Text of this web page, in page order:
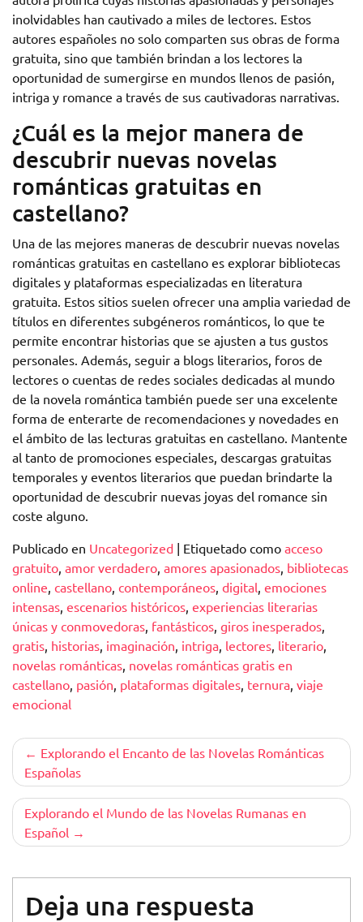
inolvidables han cautivado a miles de lectores. Estos
autores españoles no solo comparten sus obras de forma
gratuita, sino que también brindan a los lectores la
oportunidad de sumergirse en mundos llenos de pasión,
intriga y romance a través de sus cautivadoras narrativas.
¿Cuál es la mejor manera de
descubrir nuevas novelas
románticas gratuitas en
castellano?
Una de las mejores maneras de descubrir nuevas novelas
románticas gratuitas en castellano es explorar bibliotecas
digitales y plataformas especializadas en literatura
gratuita. Estos sitios suelen ofrecer una amplia variedad de
títulos en diferentes subgéneros románticos, lo que te
permite encontrar historias que se ajusten a tus gustos
personales. Además, seguir a blogs literarios, foros de
lectores o cuentas de redes sociales dedicadas al mundo
de la novela romántica también puede ser una excelente
forma de enterarte de recomendaciones y novedades en
el ámbito de las lecturas gratuitas en castellano. Mantente
al tanto de promociones especiales, descargas gratuitas
temporales y eventos literarios que puedan brindarte la
oportunidad de descubrir nuevas joyas del romance sin
coste alguno.
Publicado en Uncategorized | Etiquetado como acceso
gratuito, amor verdadero, amores apasionados, bibliotecas
online, castellano, contemporáneos, digital, emociones
intensas, escenarios históricos, experiencias literarias
únicas y conmovedoras, fantásticos, giros inesperados,
gratis, historias, imaginación, intriga, lectores, literario,
novelas románticas, novelas románticas gratis en
castellano, pasión, plataformas digitales, ternura, viaje
emocional
Navegación
de
entradas
Explorando el Encanto de las Novelas Románticas
Españolas
Explorando el Mundo de las Novelas Rumanas en
Español
Deja una respuesta